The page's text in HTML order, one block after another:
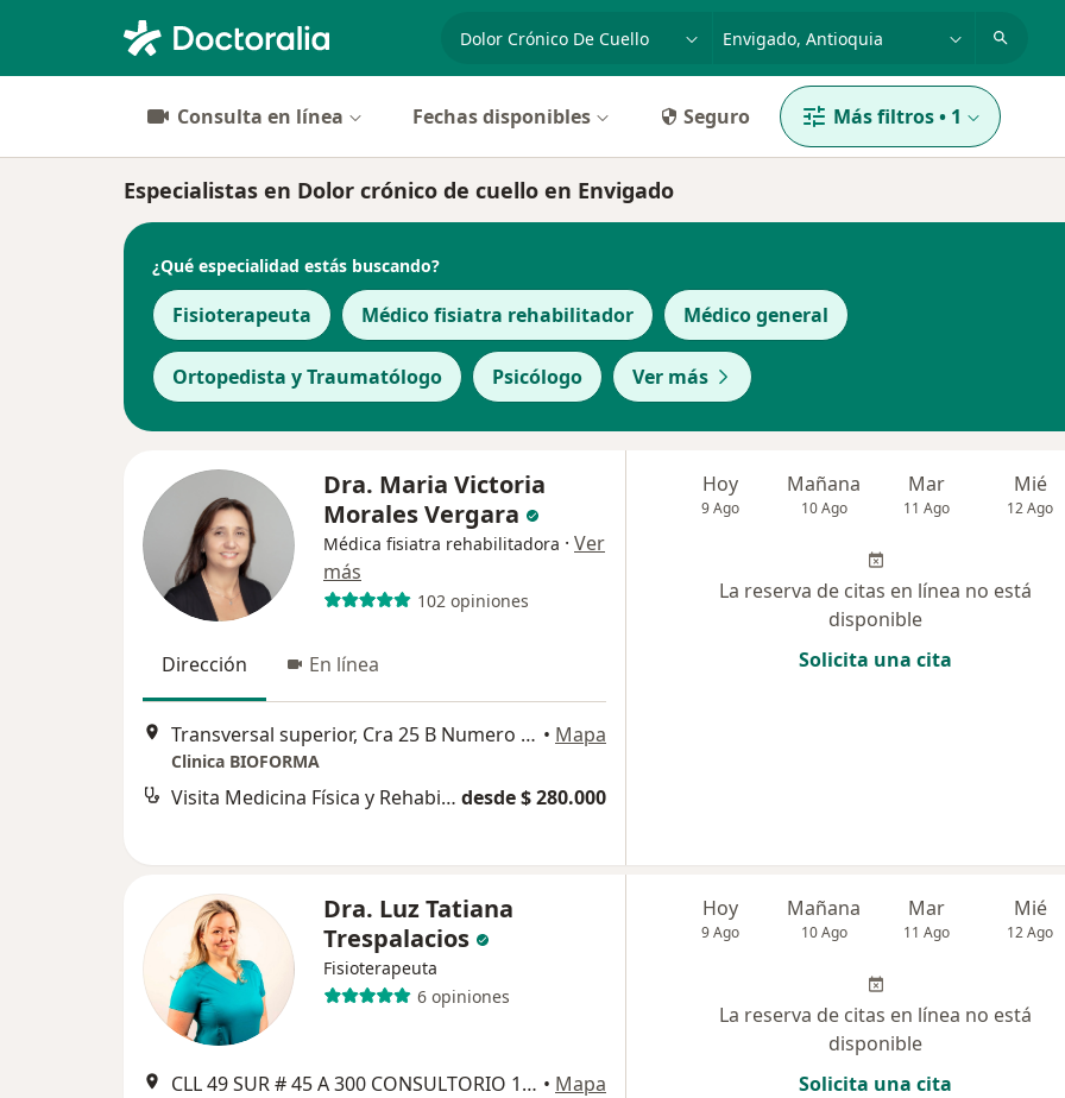
especialidad, enfermedad o nombre
Consulta en línea Fechas disponibles Seguro Más filtros• 1
Especialistas en Dolor crónico de cuello en Envigado
¿Qué especialidad estás buscando?
Fisioterapeuta Médico fisiatra rehabilitador Médico general
Ortopedista y Traumatólogo Psicólogo Ver más
Dra. Maria Victoria
Morales Vergara
Médica fisiatra rehabilitadora · Ver
más
102 opiniones
Dirección En línea
Transversal superior, Cra 25 B Numero 16A sur 211 Clinica Bioforma Sector San Lucas, Medellín • Mapa
Clinica BIOFORMA
Visita Medicina Física y Rehabilitación desde $ 280.000
Hoy
9 Ago
Mañana
10 Ago
Mar
11 Ago
Mié
12 Ago
La reserva de citas en línea no está
disponible
Solicita una cita
Dra. Luz Tatiana
Trespalacios
Fisioterapeuta
6 opiniones
CLL 49 SUR # 45 A 300 CONSULTORIO 1708 TORRE EMPRESARIAL S48 ENVIGADO INT 1708, Medellín • Mapa
Hoy
9 Ago
Mañana
10 Ago
Mar
11 Ago
Mié
12 Ago
La reserva de citas en línea no está
disponible
Solicita una cita